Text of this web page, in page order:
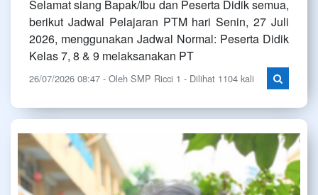
Selamat siang Bapak/Ibu dan Peserta Didik semua,
berikut Jadwal Pelajaran PTM hari Senin, 27 Juli
2026, menggunakan Jadwal Normal: Peserta Didik
Kelas 7, 8 & 9 melaksanakan PT
26/07/2026 08:47 - Oleh SMP Ricci 1 - Dilihat 1104 kali